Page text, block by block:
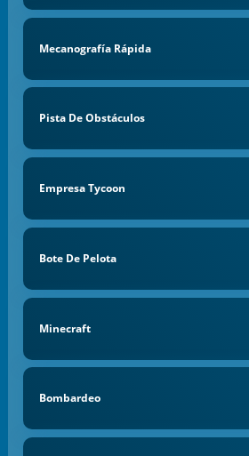
Mecanografía Rápida
Pista De Obstáculos
Empresa Tycoon
Bote De Pelota
Minecraft
Bombardeo